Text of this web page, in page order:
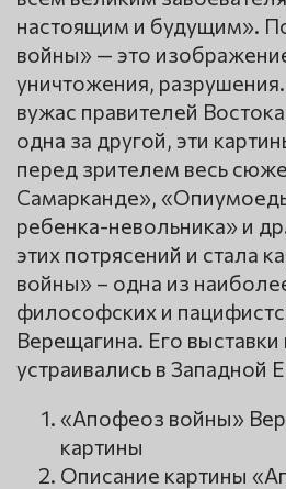
настоящим и будущим».
войны» — это
уничтожения,
вужас правителей
одна за другой, эти
перед зрителем весь
Самарканде»,
ребенка-невольника» и
этих потрясений и стала
войны» – одна из
философских и
Верещагина. Его
устраивались в Западной
«Апофеоз войны»
картины
Описание картины